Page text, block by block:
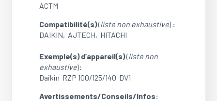
ACTM
Compatibilité(s)(liste non exhaustive) :
DAIKIN, AJTECH, HITACHI
Exemple(s) d’appareil(s)(liste non
exhaustive):
Daikin RZP 100/125/140 DV1
Avertissements/Conseils/Infos: